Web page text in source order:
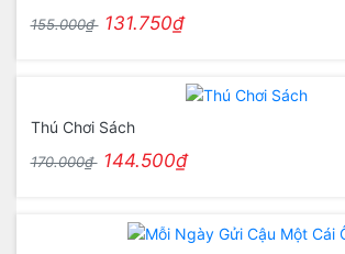
155.000₫ 131.750₫
Thú Chơi Sách
170.000₫ 144.500₫